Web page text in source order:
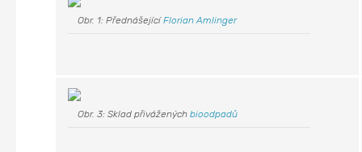
Obr. 1: PřednášejícíFlorian Amlinger
Obr. 3: Sklad přivážených bioodpadů